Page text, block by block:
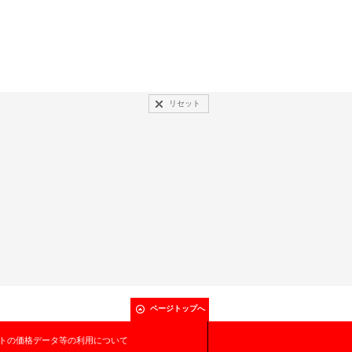
リセット
ページトップへ
の価格データ等の利用について